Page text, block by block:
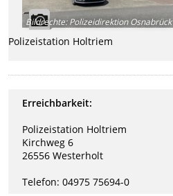
Bildrechte:Polizeidirektion Osnabrück
Polizeistation Holtriem
Erreichbarkeit:
Polizeistation Holtriem
Kirchweg 6
26556 Westerholt
Telefon: 04975 75694-0